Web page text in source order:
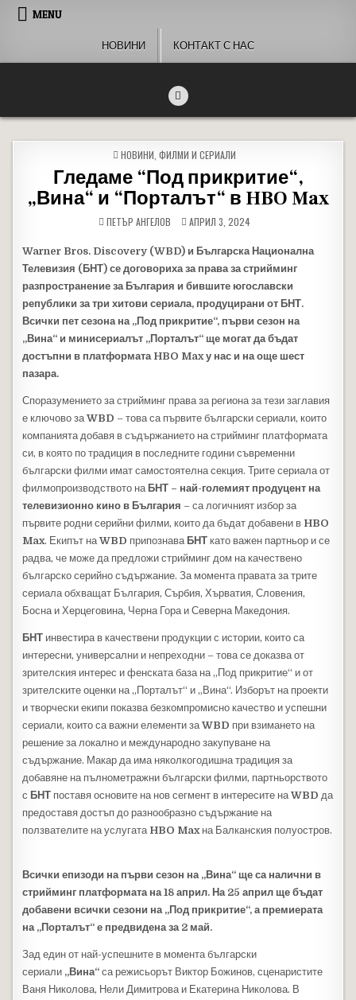
Skip to content
MENU
НОВИНИ КОНТАКТ С НАС
POSTED IN
НОВИНИ ФИЛМИ И СЕРИАЛИ
Гледаме “Под прикритие“,
„Вина“ и “Порталът“ в HBO Max
ПЕТЪР АНГЕЛОВ АПРИЛ 3, 2024
Warner Bros. Discovery (WBD) и Българска Национална
Телевизия (БНТ) се договориха за права за стрийминг
разпространение за България и бившите югославски
републики за три хитови сериала, продуцирани от БНТ.
Всички пет сезона на „Под прикритие“, първи сезон на
„Вина“ и минисериалът „Порталът“ ще могат да бъдат
достъпни в платформата HBO Max у нас и на още шест
пазара.
Споразумението за стрийминг права за региона за тези заглавия
е ключово заWBD– това са първите български сериали, които
компанията добавя в съдържанието на стрийминг платформата
си, в която по традиция в последните години съвременни
български филми имат самостоятелна секция. Трите сериала от
филмопроизводството на БНТ – най-големият продуцент на
телевизионно кино в България – са логичният избор за
първите родни серийни филми, които да бъдат добавени в HBO
Max. Екипът наWBD припознава БНТ като важен партньор и се
радва, че може да предложи стрийминг дом на качествено
българско серийно съдържание. За момента правата за трите
сериала обхващат България, Сърбия, Хърватия, Словения,
Босна и Херцеговина, Черна Гора и Северна Македония.
БНТ инвестира в качествени продукции с истории, които са
интересни, универсални и непреходни – това се доказва от
зрителския интерес и фенската база на „Под прикритие“ и от
зрителските оценки на „Порталът“ и „Вина“. Изборът на проекти
и творчески екипи показва безкомпромисно качество и успешни
сериали, които са важни елементи заWBD при взимането на
решение за локално и международно закупуване на
съдържание. Макар да има няколкогодишна традиция за
добавяне на пълнометражни български филми, партньорството
с БНТ поставя основите на нов сегмент в интересите наWBDда
предоставя достъп до разнообразно съдържание на
ползвателите на услугата HBO Max на Балканския полуостров.
Всички епизоди на първи сезон на „Вина“ ще са налични в
стрийминг платформата на 18 април. На 25 април ще бъдат
добавени всички сезони на „Под прикритие“, а премиерата
на „Порталът“ е предвидена за 2 май.
Зад един от най-успешните в момента български
сериали „Вина“са режисьорът Виктор Божинов, сценаристите
Ваня Николова, Нели Димитрова и Екатерина Николова. В